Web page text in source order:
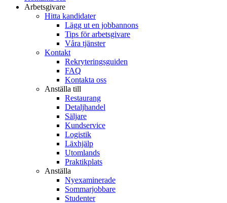
Arbetsgivare
Hitta kandidater
Lägg ut en jobbannons
Tips för arbetsgivare
Våra tjänster
Kontakt
Rekryteringsguiden
FAQ
Kontakta oss
Anställa till
Restaurang
Detaljhandel
Säljare
Kundservice
Logistik
Läxhjälp
Utomlands
Praktikplats
Anställa
Nyexaminerade
Sommarjobbare
Studenter